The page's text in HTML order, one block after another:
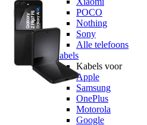
POCO
Nothing
Sony
Alle telefoons
Kabels
Kabels voor
Apple
Samsung
OnePlus
Motorola
Google